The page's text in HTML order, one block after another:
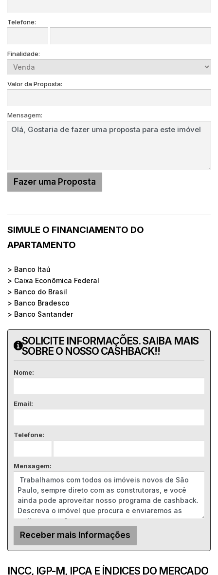
Telefone:
Finalidade:
Valor da Proposta:
Mensagem:
SIMULE O FINANCIAMENTO DO
APARTAMENTO
> Banco Itaú
> Caixa Econômica Federal
> Banco do Brasil
> Banco Bradesco
> Banco Santander
SOLICITE INFORMAÇÕES. SAIBA MAIS
SOBRE O NOSSO CASHBACK!!
Nome:
Email:
Telefone:
Mensagem:
INCC, IGP-M, IPCA E ÍNDICES DO MERCADO